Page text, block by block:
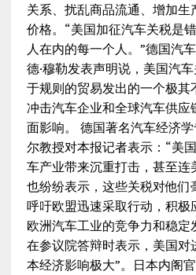
关系、扰乱商品流通、增加
价格。“美国加征汽车关税是
人在内的每一个人。”德国汽
德·穆勒发表声明说，美国汽
于规则的贸易发出的一个极其
冲击汽车企业和全球汽车供应
面影响。 德国著名汽车经济
尔教授对本报记者表示：“美
车产业带来沉重打击，甚至
也纷纷表示，这些关税对他们
呼吁欧盟迅速采取行动，积极
欧洲汽车工业的竞争力和稳
在参议院答辩时表示，美国对
本经济影响极大”。日本内阁